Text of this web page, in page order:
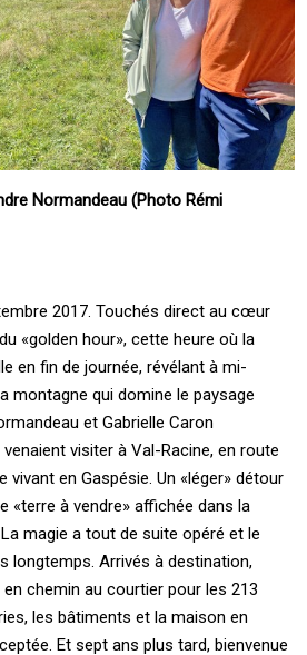
Normandeau (Photo Rémi
2017. Touchés direct au cœur
«golden hour», cette heure où la
en fin de journée, révélant à mi-
montagne qui domine le paysage
et Gabrielle Caron
visiter à Val-Racine, en route
vivant en Gaspésie. Un «léger» détour
«terre à vendre» affichée dans la
magie a tout de suite opéré et le
longtemps. Arrivés à destination,
en chemin au courtier pour les 213
les bâtiments et la maison en
Et sept ans plus tard, bienvenue